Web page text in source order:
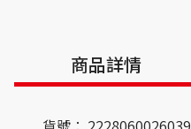
商品詳情